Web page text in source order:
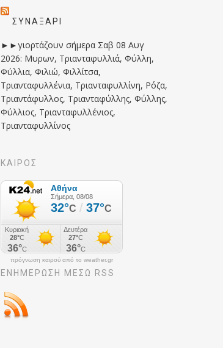
ΣΥΝΑΞΆΡΙ
►►γιορτάζουν σήμερα Σαβ 08 Αυγ
2026: Μυρων, Τριανταφυλλιά, Φύλλη,
Φύλλια, Φιλιώ, Φιλλίτσα,
Τριανταφυλλένια, Τριανταφυλλίνη, Ρόζα,
Τριαντάφυλλος, Τριανταφύλλης, Φύλλης,
Φύλλιος, Τριανταφυλλένιος,
Τριανταφυλλίνος
ΚΑΙΡΟΣ
πρόγνωση καιρού από το weather.gr
ΕΝΗΜΈΡΩΣΉ ΜΕΣΩ RSS